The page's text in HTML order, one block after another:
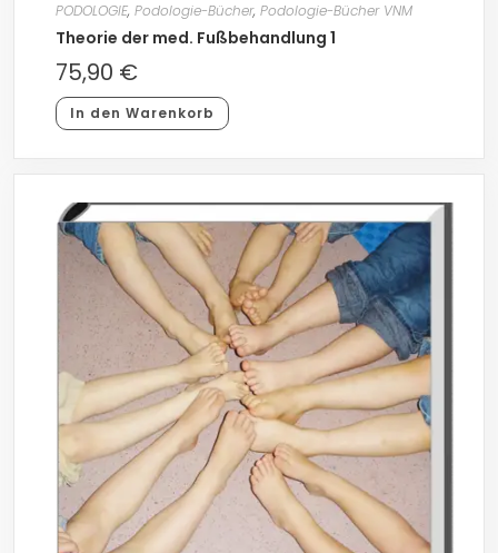
PODOLOGIE, Podologie-Bücher, Podologie-Bücher VNM
Theorie der med. Fußbehandlung 1
75,90 €
In den Warenkorb